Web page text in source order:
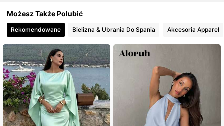
4,77 2.6M Obserwujący
4,77 2.6M Obserwujący
4,77 2.6M Obserwujący
Możesz Także Polubić
Rekomendowane Bielizna & Ubrania Do Spania Akcesoria Apparel